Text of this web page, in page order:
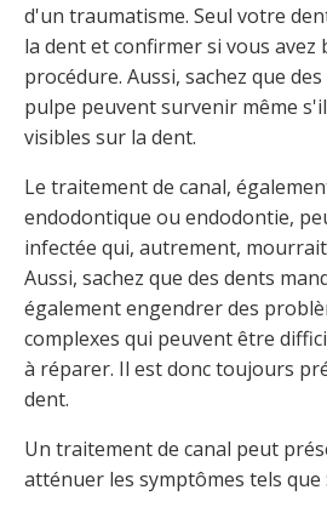
d'un traumatisme. Seul votre
la dent et confirmer si vous avez
procédure. Aussi, sachez que
pulpe peuvent survenir même
visibles sur la dent.
Le traitement de canal,
endodontique ou endodontie,
infectée qui, autrement,
Aussi, sachez que des dents
également engendrer des
complexes qui peuvent être
à réparer. Il est donc toujours
dent.
Un traitement de canal peut
atténuer les symptômes tels que :